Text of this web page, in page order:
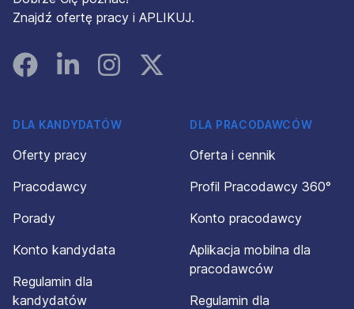
Znajdź ofertę pracy i APLIKUJ.
FacebookLinked InInstagramInstagram
DLA KANDYDATÓW
Oferty pracy
Pracodawcy
Porady
Konto kandydata
Regulamin dla
kandydatów
DLA PRACODAWCÓW
Oferta i cennik
Profil Pracodawcy 360°
Konto pracodawcy
Aplikacja mobilna dla
pracodawców
Regulamin dla